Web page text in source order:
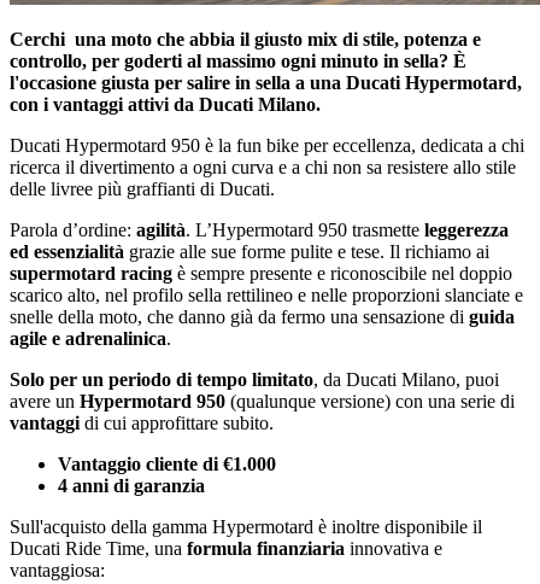
Cerchi una moto che abbia il giusto mix di stile, potenza e
controllo, per goderti al massimo ogni minuto in sella? È
l'occasione giusta per salire in sella a una Ducati Hypermotard,
con i vantaggi attivi da Ducati Milano.
Ducati Hypermotard 950 è la fun bike per eccellenza, dedicata a chi
ricerca il divertimento a ogni curva e a chi non sa resistere allo stile
delle livree più graffianti di Ducati.
Parola d’ordine: agilità. L’Hypermotard 950 trasmette leggerezza
ed essenzialità grazie alle sue forme pulite e tese. Il richiamo ai
supermotard racing è sempre presente e riconoscibile nel doppio
scarico alto, nel profilo sella rettilineo e nelle proporzioni slanciate e
snelle della moto, che danno già da fermo una sensazione di guida
agile e adrenalinica.
Solo per un periodo di tempo limitato, da Ducati Milano, puoi
avere un Hypermotard 950 (qualunque versione) con una serie di
vantaggi di cui approfittare subito.
Vantaggio cliente di €1.000
4 anni di garanzia
Sull'acquisto della gamma Hypermotard è inoltre disponibile il
Ducati Ride Time, una formula finanziaria innovativa e
vantaggiosa: